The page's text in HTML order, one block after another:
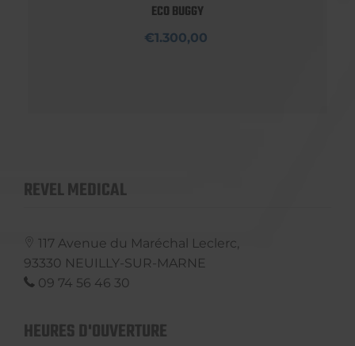
ECO BUGGY
€1.300,00
REVEL MEDICAL
117 Avenue du Maréchal Leclerc,
93330 NEUILLY-SUR-MARNE
09 74 56 46 30
HEURES D'OUVERTURE